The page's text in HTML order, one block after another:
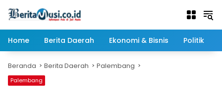
Home
Berita Daerah Ekonomi & Bisnis Politik
Beranda Berita Daerah Palembang
Palembang